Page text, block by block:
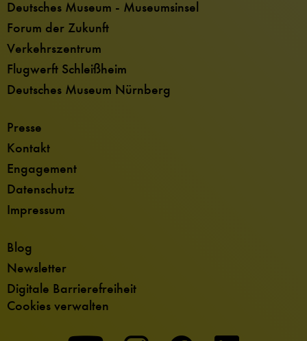
Deutsches Museum - Museumsinsel
Forum der Zukunft
Verkehrszentrum
Flugwerft Schleißheim
Deutsches Museum Nürnberg
Presse
Kontakt
Engagement
Datenschutz
Impressum
Blog
Newsletter
Digitale Barrierefreiheit
Cookies verwalten